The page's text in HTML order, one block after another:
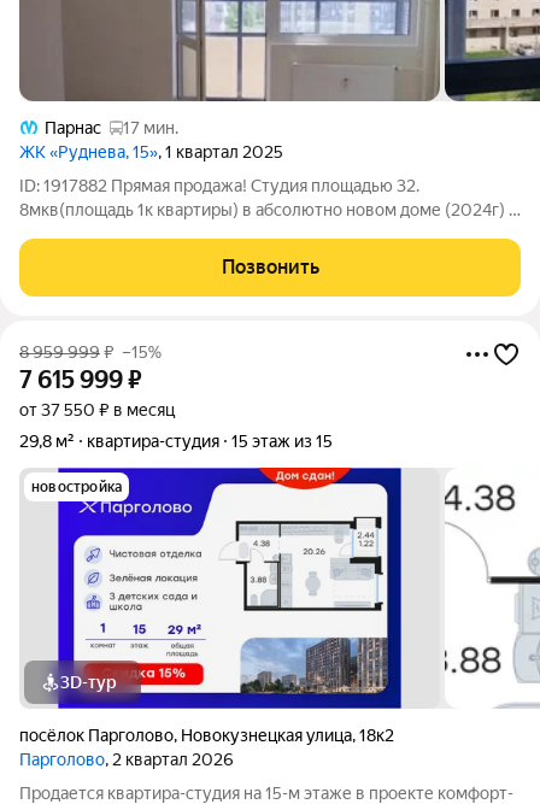
Парнас
17 мин.
ЖК «Руднева, 15», 1 квартал 2025
ID: 1917882 Прямая продажа! Студия площадью 32.
8мкв(площадь 1к квартиры) в абсолютно новом доме (2024г) с
метро "Проспект Просвещения", "Озерки" и "Гражданский
проспект". Преимущества
Позвонить
8 959 999₽ –15%
7 615 999₽
от 37 550 ₽ в месяц
29,8 м²
квартира-студия 15 этаж из 15
новостройка
3D-тур
посёлок Парголово, Новокузнецкая улица,18к2
Парголово, 2 квартал 2026
Продается квартира-студия на 15-м этаже в проекте комфорт-